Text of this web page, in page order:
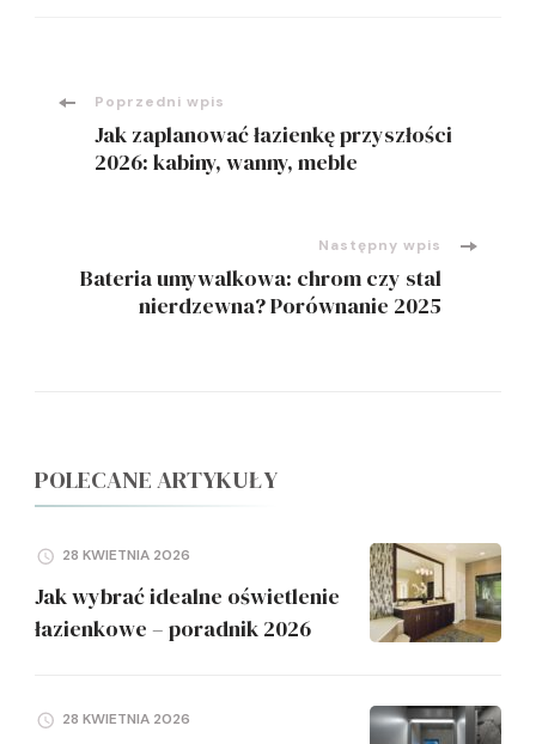
Nawigacja
wpisu
Poprzedni wpis
Jak zaplanować łazienkę przyszłości
2026: kabiny, wanny, meble
Następny wpis
Bateria umywalkowa: chrom czy stal
nierdzewna? Porównanie 2025
POLECANE ARTYKUŁY
28 KWIETNIA 2026
Jak wybrać idealne oświetlenie
łazienkowe – poradnik 2026
28 KWIETNIA 2026